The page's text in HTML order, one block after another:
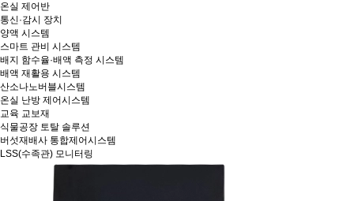
온실 제어반
통신·감시 장치
양액 시스템
스마트 관비 시스템
배지 함수율·배액 측정 시스템
배액 재활용 시스템
산소나노버블시스템
온실 난방 제어시스템
교육 교보재
식물공장 토탈 솔루션
버섯재배사 통합제어시스템
LSS(수족관) 모니터링